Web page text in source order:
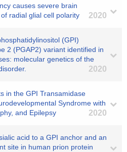
causes severe brain
radial glial cell polarity
2020
(GPI)
2 (PGAP2) variant identified in
molecular genetics of the
2020
in the GPI Transamidase
Syndrome with
and Epilepsy
2020
acid to a GPI anchor and an
site in human prion protein